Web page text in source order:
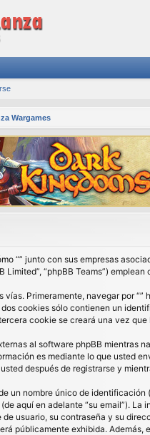
Wargames
“” junto con sus empresas
Limited”, “phpBB Teams”)
vías. Primeramente, navegar por
cookies sólo contienen un
cookie se creará una vez
al software phpBB mientras
es mediante lo que usted
después de registrarse y
un nombre único de
aquí en adelante “su email”).
usuario, su contraseña y su
públicamente exhibida.